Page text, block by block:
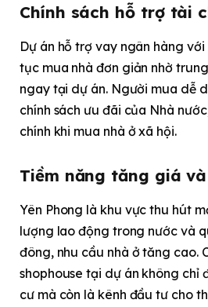
Chính sách hỗ trợ tài
Dự án hỗ trợ vay ngân hàng
tục mua nhà đơn giản nhờ
ngay tại dự án. Người mua dễ
chính sách ưu đãi của Nhà
chính khi mua nhà ở xã hội.
Tiềm năng tăng giá
Yên Phong là khu vực thu hút
lượng lao động trong nước và
đông, nhu cầu nhà ở tăng cao.
shophouse tại dự án không chỉ
cư mà còn là kênh đầu tư cho